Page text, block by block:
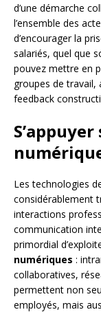
d’une démarche
l’ensemble des
d’encourager la
salariés, quel que
pouvez mettre en
groupes de
feedback
Les technologies
considérablement
interactions
communication
primordial
numériques :
collaboratives,
permettent non
employés, mais